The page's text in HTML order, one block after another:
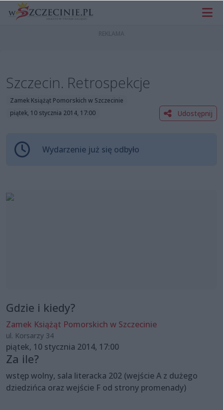
Szczecin. Retrospekcje
Zamek Książąt Pomorskich w Szczecinie
piątek, 10 stycznia 2014, 17:00
Udostępnij
Wydarzenie już się odbyło
Gdzie i kiedy?
Zamek Książąt Pomorskich w Szczecinie
ul. Korsarzy 34
piątek, 10 stycznia 2014, 17:00
Za ile?
wstęp wolny, sala literacka 202 (wejście A z dużego
dziedzińca oraz wejście F od strony promenady)